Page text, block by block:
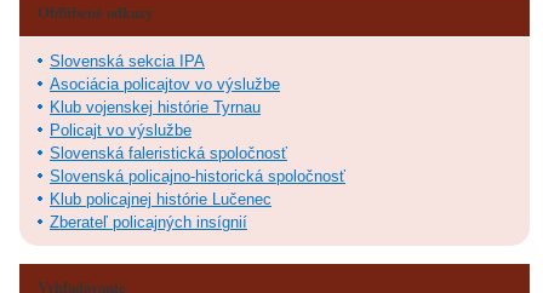
Obľúbené odkazy
Slovenská sekcia IPA
Asociácia policajtov vo výslužbe
Klub vojenskej histórie Tyrnau
Policajt vo výslužbe
Slovenská faleristická spoločnosť
Slovenská policajno-historická spoločnosť
Klub policajnej histórie Lučenec
Zberateľ policajných insígnií
Vyhľadávanie